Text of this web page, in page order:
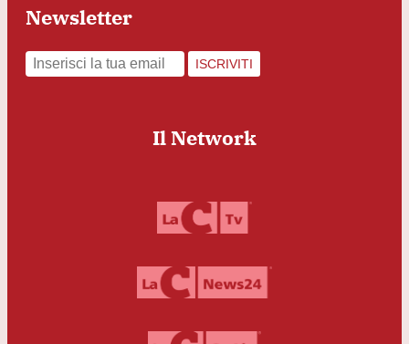
Newsletter
ISCRIVITI
Il Network